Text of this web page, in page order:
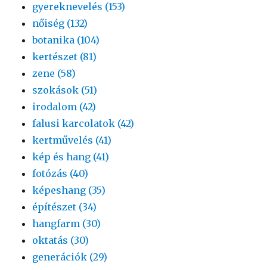
gyereknevelés (153)
nőiség (132)
botanika (104)
kertészet (81)
zene (58)
szokások (51)
irodalom (42)
falusi karcolatok (42)
kertművelés (41)
kép és hang (41)
fotózás (40)
képeshang (35)
építészet (34)
hangfarm (30)
oktatás (30)
generációk (29)